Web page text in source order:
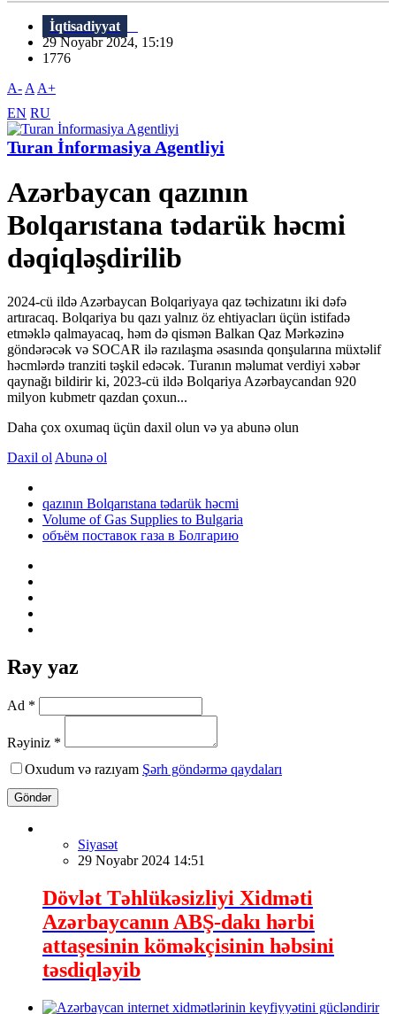
İqtisadiyyat
29 Noyabr 2024, 15:19
1776
A- A A+
EN RU
Turan İnformasiya Agentliyi
Azərbaycan qazının
Bolqarıstana tədarük həcmi
dəqiqləşdirilib
2024-cü ildə Azərbaycan Bolqariyaya qaz təchizatını iki dəfə
artıracaq. Bolqariya bu qazı yalnız öz ehtiyacları üçün istifadə
etməklə qalmayacaq, həm də qismən Balkan Qaz Mərkəzinə
göndərəcək və SOCAR ilə razılaşma əsasında qonşularına müxtəlif
həcmlərdə tranziti təşkil edəcək. Turanın məlumat verdiyi xəbər
qaynağı bildirir ki, 2023-cü ildə Bolqariya Azərbaycandan 920
milyon kubmetr qazdan çoxun...
Daha çox oxumaq üçün daxil olun və ya abunə olun
Daxil ol Abunə ol
qazının Bolqarıstana tədarük həcmi
Volume of Gas Supplies to Bulgaria
объём поставок газа в Болгарию
Rəy yaz
Ad *
Rəyiniz *
Oxudum və razıyam Şərh göndərmə qaydaları
Göndər
Siyasət
29 Noyabr 2024 14:51
Dövlət Təhlükəsizliyi Xidməti
Azərbaycanın ABŞ-dakı hərbi
attaşesinin köməkçisinin həbsini
təsdiqləyib